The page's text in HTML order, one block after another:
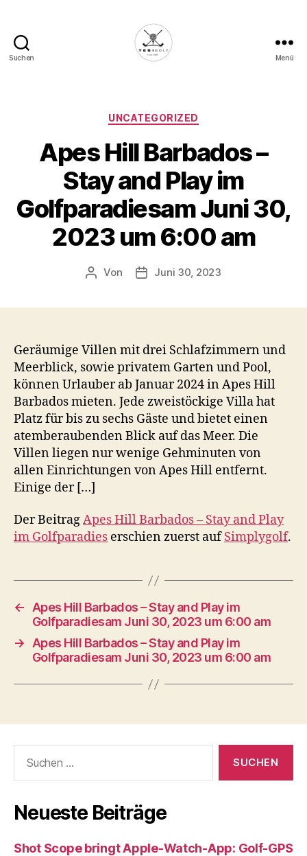
Suchen
Deine
Plattform
für
Golfbegeisterte!
Menü
Kategorien
UNCATEGORIZED
Apes Hill Barbados –
Stay and Play im
Golfparadiesam Juni 30,
2023 um 6:00 am
Beitragsautor
Von Veröffentlichungsdatum
Juni 30, 2023
Geräumige Villen mit drei Schlafzimmern und
Meerblick, sowie privatem Garten und Pool,
können Urlauber ab Januar 2024 in Apes Hill
Barbados mieten. Jede zweistöckige Villa hat
Platz für bis zu sechs Gäste und bietet einen
atemberaubenden Blick auf das Meer. Die
Villen liegen nur wenige Gehminuten von
allen Einrichtungen von Apes Hill entfernt.
Einige der […]
Der BeitragApes Hill Barbados – Stay and Play
im Golfparadies erschien zuerst aufSimplygolf.
←
Apes Hill Barbados – Stay and Play im
Golfparadiesam Juni 30, 2023 um 6:00 am
→
Apes Hill Barbados – Stay and Play im
Golfparadiesam Juni 30, 2023 um 6:00 am
nach:
Neueste Beiträge
Shot Scope bringt Apple-Watch-App: Golf-GPS